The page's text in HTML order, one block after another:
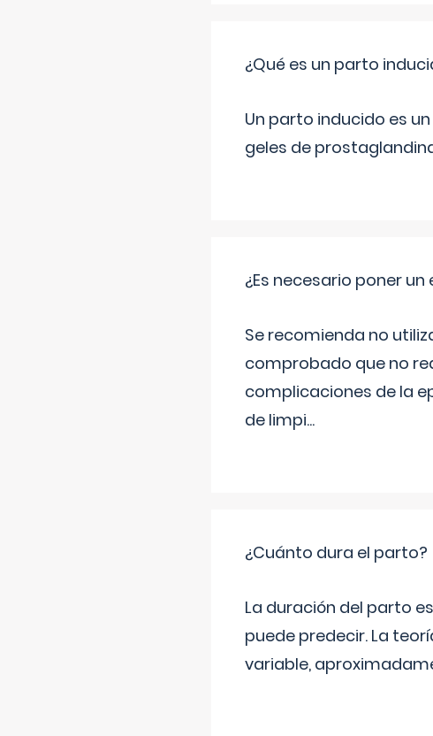
¿Qué es un parto
Un parto inducido es
geles de
¿Es necesario poner
Se recomienda no
comprobado que no
complicaciones de la
de limpi...
¿Cuánto dura el parto?
La duración del parto
puede predecir. La
variable,